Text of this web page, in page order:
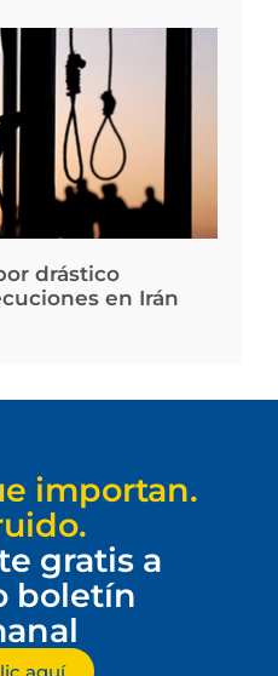
drástico
en Irán
importan.
gratis a
boletín